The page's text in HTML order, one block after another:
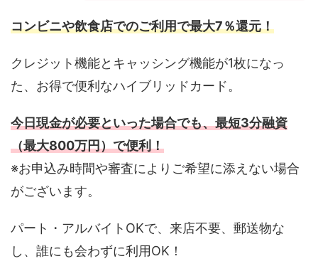
コンビニや飲食店でのご利用で最大7％還元！
クレジット機能とキャッシング機能が1枚になっ
た、お得で便利なハイブリッドカード。
今日現金が必要といった場合でも、最短3分融資
（最大800万円）で便利！
※お申込み時間や審査によりご希望に添えない場合
がございます。
パート・アルバイトOKで、来店不要、郵送物な
し、誰にも会わずに利用OK！